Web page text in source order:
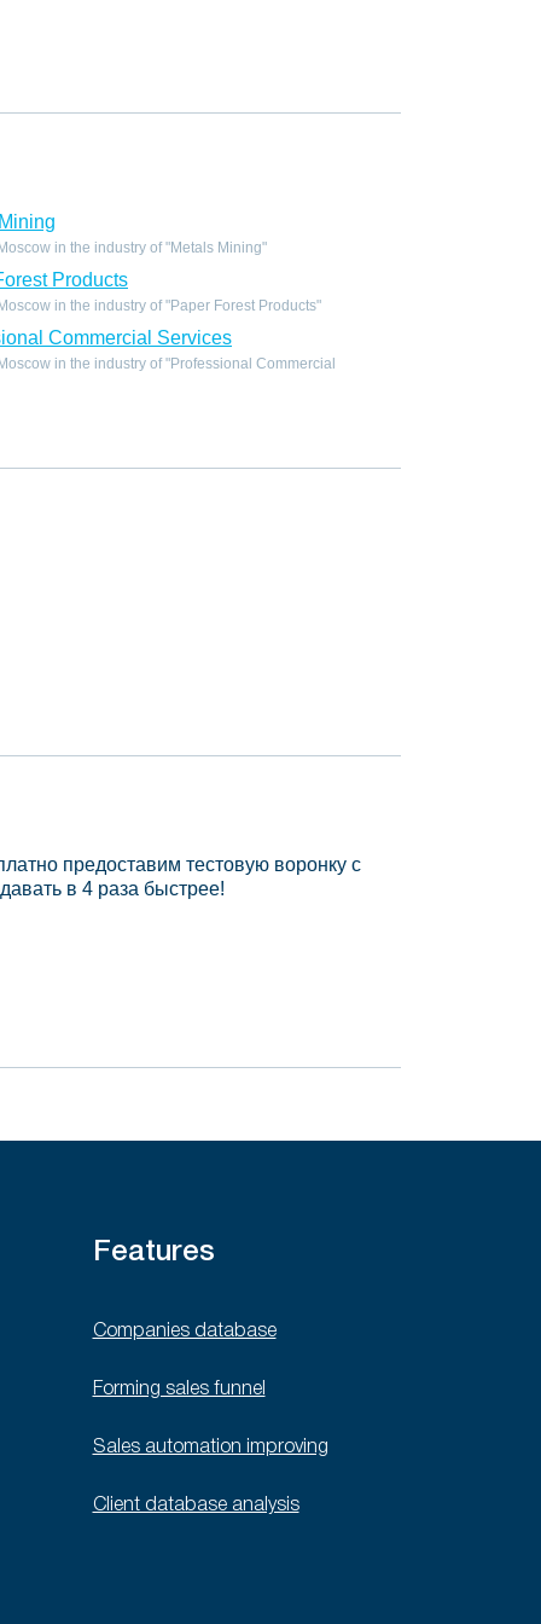
in the industry of "Metals Mining"
Products
in the industry of "Paper Forest Products"
Commercial Services
in the industry of "Professional Commercial
предоставим тестовую воронку с
в 4 раза быстрее!
Features
Companies database
Forming sales funnel
Sales automation improving
Client database analysis